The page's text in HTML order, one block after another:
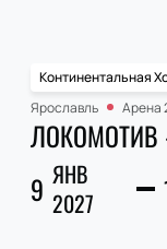
Континентальная
Ярославль
Арена
ЛОКОМОТИВ
9 ЯНВ
2027